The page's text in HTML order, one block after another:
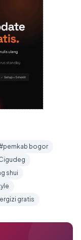
bogor
shui
gratis